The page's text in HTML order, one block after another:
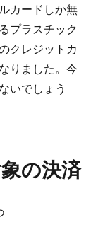
カードしか無
プラスチック
クレジットカ
りました。今
いでしょう
の決済